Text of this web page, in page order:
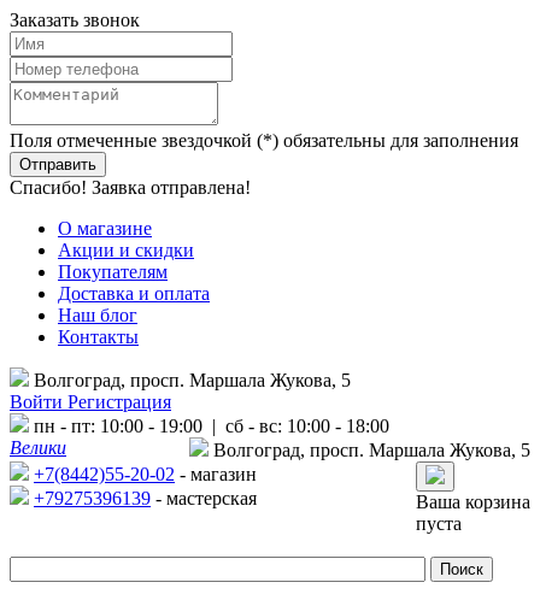
Заказать звонок
Поля отмеченные звездочкой (*) обязательны для заполнения
Спасибо! Заявка отправлена!
О магазине
Акции и скидки
Покупателям
Доставка и оплата
Наш блог
Контакты
Волгоград, просп. Маршала Жукова, 5
Войти Регистрация
пн - пт: 10:00 - 19:00 | сб - вс: 10:00 - 18:00
Велики
Волгоград, просп. Маршала Жукова, 5
+7(8442)55-20-02 - магазин
+79275396139 - мастерская
Ваша корзина
пуста